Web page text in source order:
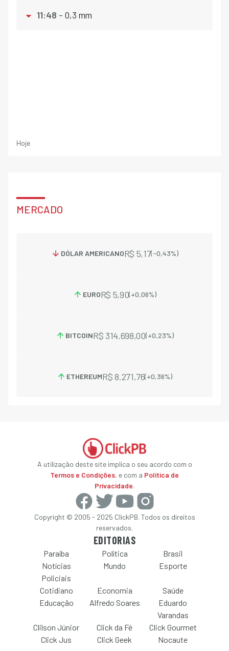
11:48 - 0,3 mm
Hoje
MERCADO
DÓLAR AMERICANOR$ 5,17(-0,43%)
EUROR$ 5,90(+0,06%)
BITCOINR$ 314.698,00(+0,23%)
ETHEREUMR$8.271,76(+0,36%)
A utilização deste site implica o seu acordo com o
Termos e Condições, e com a Política de
Privacidade.
Copyright © 2005 - 2025 ClickPB. Todos os direitos
reservados.
EDITORIAS
Paraíba Política
Brasil
Notícias
Policiais
Mundo Esporte
Cotidiano Economia
Saúde
Educação
Alfredo Soares
Eduardo
Varandas
Clilson Júnior
Click da Fé
Click Gourmet
Click Jus
Click Geek Nocaute